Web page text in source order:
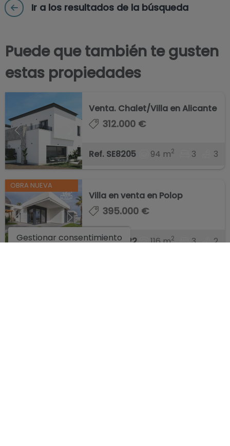
Ir a los resultados de la búsqueda
Puede que también te gusten
estas propiedades
Venta. Chalet/Villa en Alicante
312.000 €
Ref. SE8205 94 m2 3 3
OBRA NUEVA
Villa en venta en Polop
395.000 €
Ref. SK2022 116 m2 3 2
Gestionar consentimiento